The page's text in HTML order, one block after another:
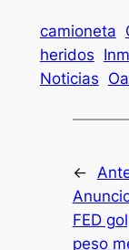
camioneta
heridos
Noticias
←
FED
peso